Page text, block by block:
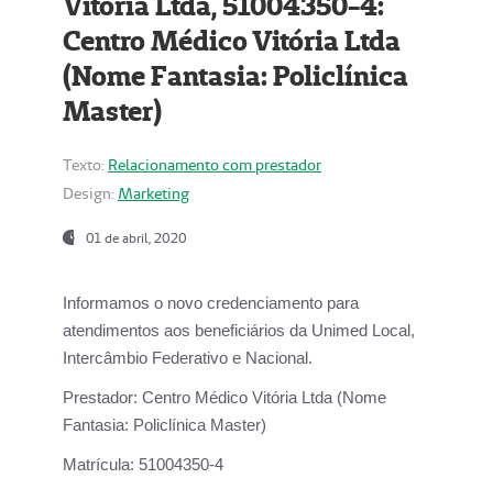
Centro Médico Vitória Ltda
(Nome Fantasia: Policlínica
Master)
Texto: Relacionamento com prestador
Design: Marketing
01 de abril, 2020
Informamos o novo credenciamento para
atendimentos aos beneficiários da Unimed Local,
Intercâmbio Federativo e Nacional.
Prestador: Centro Médico Vitória Ltda (Nome
Fantasia: Policlínica Master)
Matrícula: 51004350-4